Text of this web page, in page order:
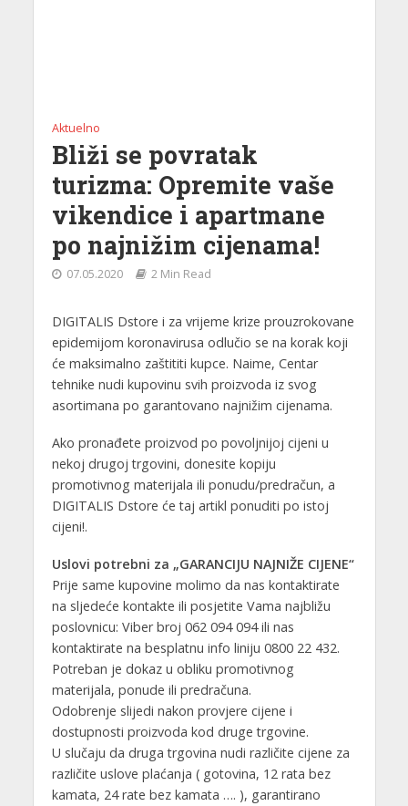
Aktuelno
Bliži se povratak
turizma: Opremite vaše
vikendice i apartmane
po najnižim cijenama!
07.05.2020 2 Min Read
DIGITALIS Dstore i za vrijeme krize prouzrokovane
epidemijom koronavirusa odlučio se na korak koji
će maksimalno zaštititi kupce. Naime, Centar
tehnike nudi kupovinu svih proizvoda iz svog
asortimana po garantovano najnižim cijenama.
Ako pronađete proizvod po povoljnijoj cijeni u
nekoj drugoj trgovini, donesite kopiju
promotivnog materijala ili ponudu/predračun, a
DIGITALIS Dstore će taj artikl ponuditi po istoj
cijeni!.
Uslovi potrebni za „GARANCIJU NAJNIŽE CIJENE“
Prije same kupovine molimo da nas kontaktirate
na sljedeće kontakte ili posjetite Vama najbližu
poslovnicu: Viber broj 062 094 094 ili nas
kontaktirate na besplatnu info liniju 0800 22 432.
Potreban je dokaz u obliku promotivnog
materijala, ponude ili predračuna.
Odobrenje slijedi nakon provjere cijene i
dostupnosti proizvoda kod druge trgovine.
U slučaju da druga trgovina nudi različite cijene za
različite uslove plaćanja ( gotovina, 12 rata bez
kamata, 24 rate bez kamata …. ), garantirano